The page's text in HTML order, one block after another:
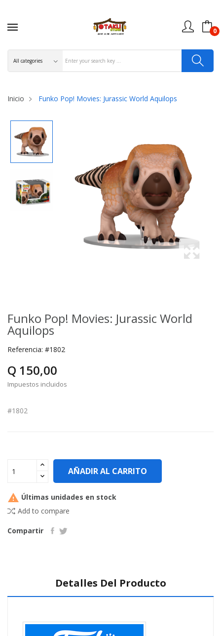
0
Inicio Funko Pop! Movies: Jurassic World Aquilops
Funko Pop! Movies: Jurassic World
Aquilops
Referencia: #1802
Q 150,00
Impuestos incluidos
#1802
AÑADIR AL CARRITO
 Últimas unidades en stock
Add to compare
Compartir
Detalles Del Producto